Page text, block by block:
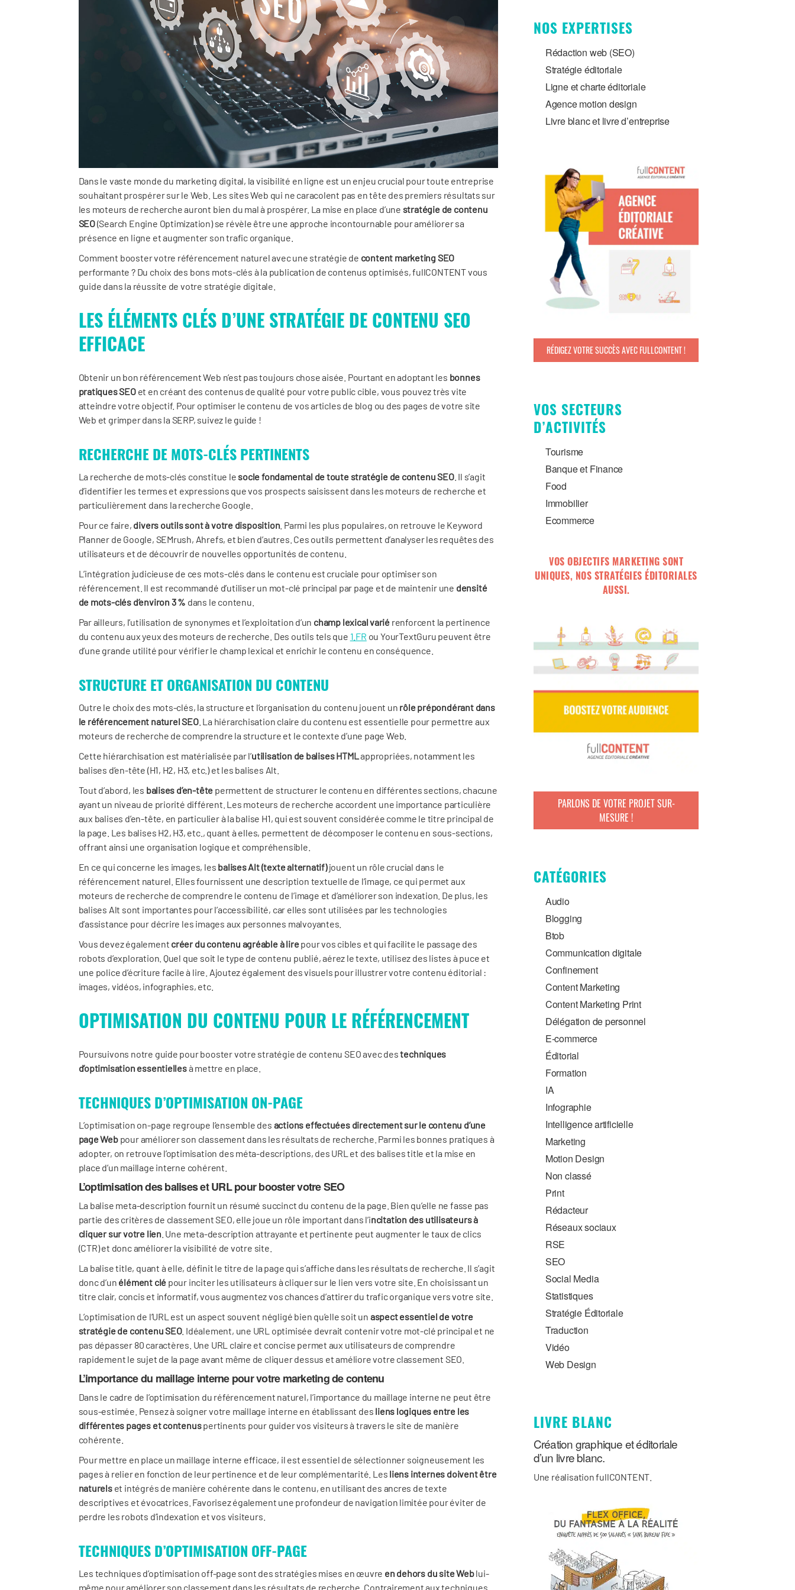
Dans le vaste monde du marketing digital, la visibilité en ligne est un enjeu crucial pour toute entreprise
souhaitant prospérer sur le Web. Les sites Web qui ne caracolent pas en tête des premiers résultats sur
les moteurs de recherche auront bien du mal à prospérer. La mise en place d’une stratégie de contenu
SEO(Search Engine Optimization) se révèle être une approche incontournable pour améliorer sa
présence en ligne et augmenter son trafic organique.
Comment booster votre référencement naturel avec une stratégie de content marketing SEO
performante ? Du choix des bons mots-clés à la publication de contenus optimisés, fullCONTENT vous
guide dans la réussite de votre stratégie digitale.
LES ÉLÉMENTS CLÉS D’UNE STRATÉGIE DE CONTENU SEO
EFFICACE
Obtenir un bon référencement Web n’est pas toujours chose aisée. Pourtant en adoptant les bonnes
pratiques SEOet en créant des contenus de qualité pour votre public cible, vous pouvez très vite
atteindre votre objectif. Pour optimiser le contenu de vos articles de blog ou des pages de votre site
Web et grimper dans la SERP, suivez le guide !
RECHERCHE DE MOTS-CLÉS PERTINENTS
La recherche de mots-clés constitue le socle fondamental de toute stratégie de contenu SEO. Il s’agit
d’identifier les termes et expressions que vos prospects saisissent dans les moteurs de recherche et
particulièrement dans la recherche Google.
Pour ce faire, divers outils sont à votre disposition . Parmi les plus populaires, on retrouve le Keyword
Planner de Google, SEMrush, Ahrefs, et bien d’autres. Ces outils permettent d’analyser les requêtes des
utilisateurs et de découvrir de nouvelles opportunités de contenu.
L’intégration judicieuse de ces mots-clés dans le contenu est cruciale pour optimiser son
référencement. Il est recommandé d’utiliser un mot-clé principal par page et de maintenir une densité
de mots-clés d’environ 3 % dans le contenu.
Par ailleurs, l’utilisation de synonymes et l’exploitation d’un champ lexical varié renforcent la pertinence
du contenu aux yeux des moteurs de recherche. Des outils tels que 1.FR ou YourTextGuru peuvent être
d’une grande utilité pour vérifier le champ lexical et enrichir le contenu en conséquence.
STRUCTURE ET ORGANISATION DU CONTENU
Outre le choix des mots-clés, la structure et l’organisation du contenu jouent un rôle prépondérant dans
le référencement naturel SEO. La hiérarchisation claire du contenu est essentielle pour permettre aux
moteurs de recherche de comprendre la structure et le contexte d’une page Web.
Cette hiérarchisation est matérialisée par l’utilisation de balises HTMLappropriées, notamment les
balises d’en-tête (H1, H2, H3, etc.) et les balises Alt.
Tout d’abord, les balises d’en-tête permettent de structurer le contenu en différentes sections, chacune
ayant un niveau de priorité différent. Les moteurs de recherche accordent une importance particulière
aux balises d’en-tête, en particulier à la balise H1, qui est souvent considérée comme le titre principal de
la page. Les balises H2, H3, etc., quant à elles, permettent de décomposer le contenu en sous-sections,
offrant ainsi une organisation logique et compréhensible.
En ce qui concerne les images, les balises Alt (texte alternatif)jouent un rôle crucial dans le
référencement naturel. Elles fournissent une description textuelle de l’image, ce qui permet aux
moteurs de recherche de comprendre le contenu de l’image et d’améliorer son indexation. De plus, les
balises Alt sont importantes pour l’accessibilité, car elles sont utilisées par les technologies
d’assistance pour décrire les images aux personnes malvoyantes.
Vous devez également créer du contenu agréable à lirepour vos cibles et qui facilite le passage des
robots d’exploration. Quel que soit le type de contenu publié, aérez le texte, utilisez des listes à puce et
une police d’écriture facile à lire. Ajoutez également des visuels pour illustrer votre contenu éditorial :
images, vidéos, infographies, etc.
OPTIMISATION DU CONTENU POUR LE RÉFÉRENCEMENT
Poursuivons notre guide pour booster votre stratégie de contenu SEO avec destechniques
d’optimisation essentiellesà mettre en place.
TECHNIQUES D’OPTIMISATION ON-PAGE
L’optimisation on-page regroupe l’ensemble des actions effectuées directement sur le contenu d’une
page Webpour améliorer son classement dans les résultats de recherche. Parmi les bonnes pratiques à
adopter, on retrouve l’optimisation des méta-descriptions, des URL et des balises title et la mise en
place d’un maillage interne cohérent.
L’optimisation des balises et URL pour booster votre SEO
La balise meta-description fournit un résumé succinct du contenu de la page. Bien qu’elle ne fasse pas
partie des critères de classement SEO, elle joue un rôle important dans l’incitation des utilisateurs à
cliquer sur votre lien . Une meta-description attrayante et pertinente peut augmenter le taux de clics
(CTR) et donc améliorer la visibilité de votre site.
La balise title, quant à elle, définit le titre de la page qui s’affiche dans les résultats de recherche. Il s’agit
donc d’un élément clé pour inciter les utilisateurs à cliquer sur le lien vers votre site. En choisissant un
titre clair, concis et informatif, vous augmentez vos chances d’attirer du trafic organique vers votre site.
L’optimisation de l’URL est un aspect souvent négligé bien qu’elle soit un aspect essentiel de votre
stratégie de contenu SEO. Idéalement, une URL optimisée devrait contenir votre mot-clé principal et ne
pas dépasser 80 caractères. Une URL claire et concise permet aux utilisateurs de comprendre
rapidement le sujet de la page avant même de cliquer dessus et améliore votre classement SEO.
L’importance du maillage interne pour votre marketing de contenu
Dans le cadre de l’optimisation du référencement naturel, l’importance du maillage interne ne peut être
sous-estimée. Pensez à soigner votre maillage interne en établissant des liens logiques entre les
différentes pages et contenuspertinents pour guider vos visiteurs à travers le site de manière
cohérente.
Pour mettre en place un maillage interne efficace, il est essentiel de sélectionner soigneusement les
pages à relier en fonction de leur pertinence et de leur complémentarité. Les liens internes doivent être
naturelset intégrés de manière cohérente dans le contenu, en utilisant des ancres de texte
descriptives et évocatrices. Favorisez également une profondeur de navigation limitée pour éviter de
perdre les robots d’indexation et vos visiteurs.
TECHNIQUES D’OPTIMISATION OFF-PAGE
Les techniques d’optimisation off-page sont des stratégies mises en œuvre en dehors du site Weblui-
même pour améliorer son classement dans les résultats de recherche. Contrairement aux techniques
NOS EXPERTISES
Rédaction web (SEO)
Stratégie éditoriale
Ligne et charte éditoriale
Agence motion design
Livre blanc et livre d’entreprise
RÉDIGEZ VOTRE SUCCÈS AVEC FULLCONTENT !
VOS SECTEURS
D’ACTIVITÉS
Tourisme
Banque et Finance
Food
Immobilier
Ecommerce
VOS OBJECTIFS MARKETING SONT
UNIQUES, NOS STRATÉGIES ÉDITORIALES
AUSSI.
PARLONS DE VOTRE PROJET SUR-
MESURE !
CATÉGORIES
Audio
Blogging
Btob
Communication digitale
Confinement
Content Marketing
Content Marketing Print
Délégation de personnel
E-commerce
Éditorial
Formation
IA
Infographie
Intelligence artificielle
Marketing
Motion Design
Non classé
Print
Rédacteur
Réseaux sociaux
RSE
SEO
Social Media
Statistiques
Stratégie Éditoriale
Traduction
Vidéo
Web Design
LIVRE BLANC
Création graphique et éditoriale
d’un livre blanc.
Une réalisation fullCONTENT.